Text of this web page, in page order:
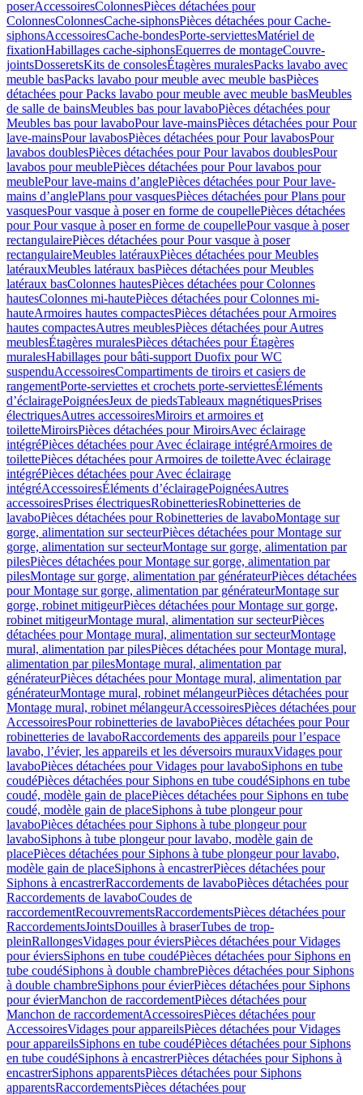
poserAccessoiresColonnesPièces détachées pour
ColonnesColonnesCache-siphonsPièces détachées pour Cache-
siphonsAccessoiresCache-bondesPorte-serviettesMatériel de
fixationHabillages cache-siphonsEquerres de montageCouvre-
jointsDosseretsKits de consolesÉtagères muralesPacks lavabo avec
meuble basPacks lavabo pour meuble avec meuble basPièces
détachées pour Packs lavabo pour meuble avec meuble basMeubles
de salle de bainsMeubles bas pour lavaboPièces détachées pour
Meubles bas pour lavaboPour lave-mainsPièces détachées pour Pour
lave-mainsPour lavabosPièces détachées pour Pour lavabosPour
lavabos doublesPièces détachées pour Pour lavabos doublesPour
lavabos pour meublePièces détachées pour Pour lavabos pour
meublePour lave-mains d’anglePièces détachées pour Pour lave-
mains d’anglePlans pour vasquesPièces détachées pour Plans pour
vasquesPour vasque à poser en forme de coupellePièces détachées
pour Pour vasque à poser en forme de coupellePour vasque à poser
rectangulairePièces détachées pour Pour vasque à poser
rectangulaireMeubles latérauxPièces détachées pour Meubles
latérauxMeubles latéraux basPièces détachées pour Meubles
latéraux basColonnes hautesPièces détachées pour Colonnes
hautesColonnes mi-hautePièces détachées pour Colonnes mi-
hauteArmoires hautes compactesPièces détachées pour Armoires
hautes compactesAutres meublesPièces détachées pour Autres
meublesÉtagères muralesPièces détachées pour Étagères
muralesHabillages pour bâti-support Duofix pour WC
suspenduAccessoiresCompartiments de tiroirs et casiers de
rangementPorte-serviettes et crochets porte-serviettesÉléments
d’éclairagePoignéesJeux de piedsTableaux magnétiquesPrises
électriquesAutres accessoiresMiroirs et armoires et
toiletteMiroirsPièces détachées pour MiroirsAvec éclairage
intégréPièces détachées pour Avec éclairage intégréArmoires de
toilettePièces détachées pour Armoires de toiletteAvec éclairage
intégréPièces détachées pour Avec éclairage
intégréAccessoiresÉléments d’éclairagePoignéesAutres
accessoiresPrises électriquesRobinetteriesRobinetteries de
lavaboPièces détachées pour Robinetteries de lavaboMontage sur
gorge, alimentation sur secteurPièces détachées pour Montage sur
gorge, alimentation sur secteurMontage sur gorge, alimentation par
pilesPièces détachées pour Montage sur gorge, alimentation par
pilesMontage sur gorge, alimentation par générateurPièces détachées
pour Montage sur gorge, alimentation par générateurMontage sur
gorge, robinet mitigeurPièces détachées pour Montage sur gorge,
robinet mitigeurMontage mural, alimentation sur secteurPièces
détachées pour Montage mural, alimentation sur secteurMontage
mural, alimentation par pilesPièces détachées pour Montage mural,
alimentation par pilesMontage mural, alimentation par
générateurPièces détachées pour Montage mural, alimentation par
générateurMontage mural, robinet mélangeurPièces détachées pour
Montage mural, robinet mélangeurAccessoiresPièces détachées pour
AccessoiresPour robinetteries de lavaboPièces détachées pour Pour
robinetteries de lavaboRaccordements des appareils pour l’espace
lavabo, l’évier, les appareils et les déversoirs murauxVidages pour
lavaboPièces détachées pour Vidages pour lavaboSiphons en tube
coudéPièces détachées pour Siphons en tube coudéSiphons en tube
coudé, modèle gain de placePièces détachées pour Siphons en tube
coudé, modèle gain de placeSiphons à tube plongeur pour
lavaboPièces détachées pour Siphons à tube plongeur pour
lavaboSiphons à tube plongeur pour lavabo, modèle gain de
placePièces détachées pour Siphons à tube plongeur pour lavabo,
modèle gain de placeSiphons à encastrerPièces détachées pour
Siphons à encastrerRaccordements de lavaboPièces détachées pour
Raccordements de lavaboCoudes de
raccordementRecouvrementsRaccordementsPièces détachées pour
RaccordementsJointsDouilles à braserTubes de trop-
pleinRallongesVidages pour éviersPièces détachées pour Vidages
pour éviersSiphons en tube coudéPièces détachées pour Siphons en
tube coudéSiphons à double chambrePièces détachées pour Siphons
à double chambreSiphons pour évierPièces détachées pour Siphons
pour évierManchon de raccordementPièces détachées pour
Manchon de raccordementAccessoiresPièces détachées pour
AccessoiresVidages pour appareilsPièces détachées pour Vidages
pour appareilsSiphons en tube coudéPièces détachées pour Siphons
en tube coudéSiphons à encastrerPièces détachées pour Siphons à
encastrerSiphons apparentsPièces détachées pour Siphons
apparentsRaccordementsPièces détachées pour